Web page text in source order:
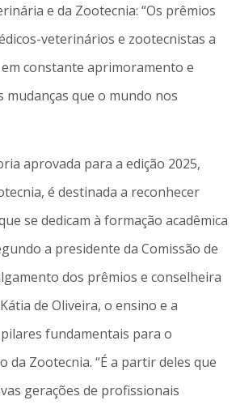
e da Zootecnia: “Os prêmios
veterinários e zootecnistas a
constante aprimoramento e
mudanças que o mundo nos
aprovada para a edição 2025,
é destinada a reconhecer
se dedicam à formação acadêmica
a presidente da Comissão de
dos prêmios e conselheira
de Oliveira, o ensino e a
fundamentais para o
da Zootecnia. “É a partir deles que
gerações de profissionais